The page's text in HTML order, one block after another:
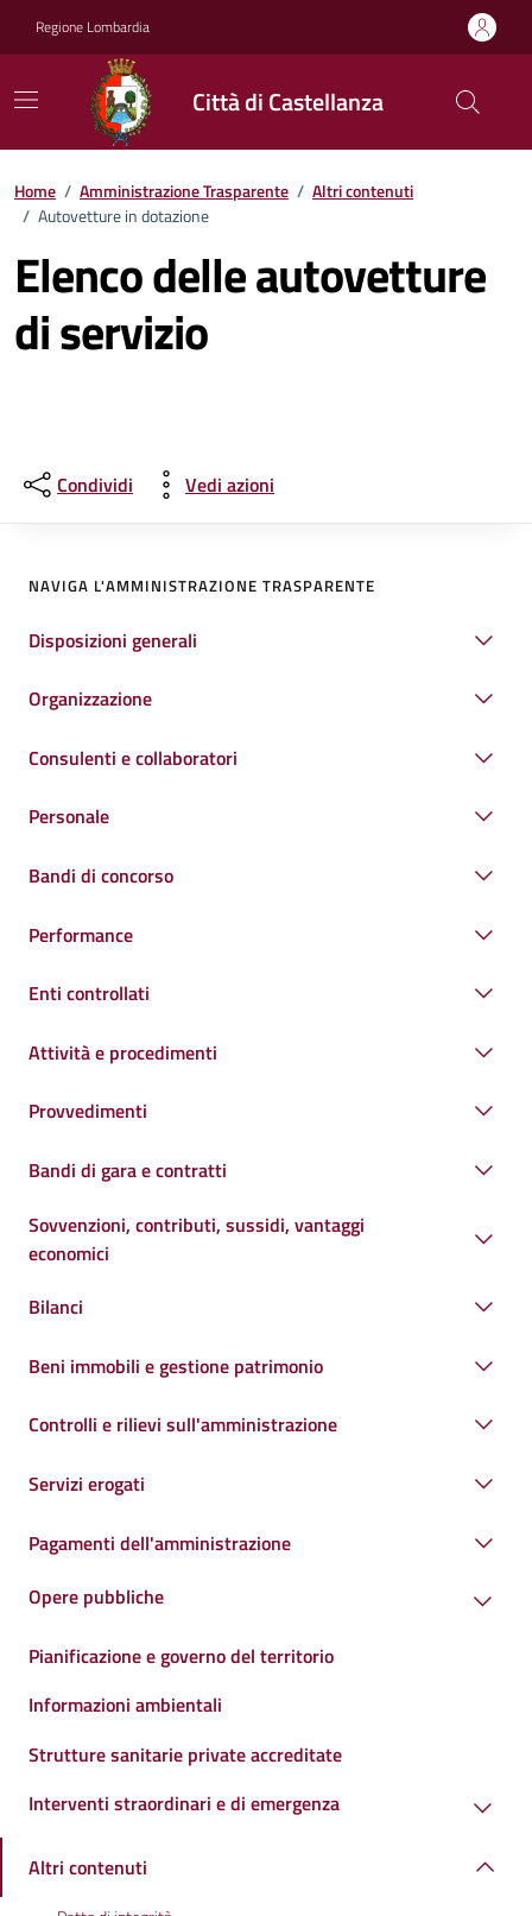
Regione Lombardia
Città di Castellanza
Home / Amministrazione Trasparente / Altri contenuti
/ Autovetture in dotazione
Elenco delle autovetture
di servizio
Condividi Vedi azioni
NAVIGA L'AMMINISTRAZIONE TRASPARENTE
Disposizioni generali
Organizzazione
Consulenti e collaboratori
Personale
Bandi di concorso
Performance
Enti controllati
Attività e procedimenti
Provvedimenti
Bandi di gara e contratti
Sovvenzioni, contributi, sussidi, vantaggi
economici
Bilanci
Beni immobili e gestione patrimonio
Controlli e rilievi sull'amministrazione
Servizi erogati
Pagamenti dell'amministrazione
Opere pubbliche
Pianificazione e governo del territorio
Informazioni ambientali
Strutture sanitarie private accreditate
Interventi straordinari e di emergenza
Altri contenuti